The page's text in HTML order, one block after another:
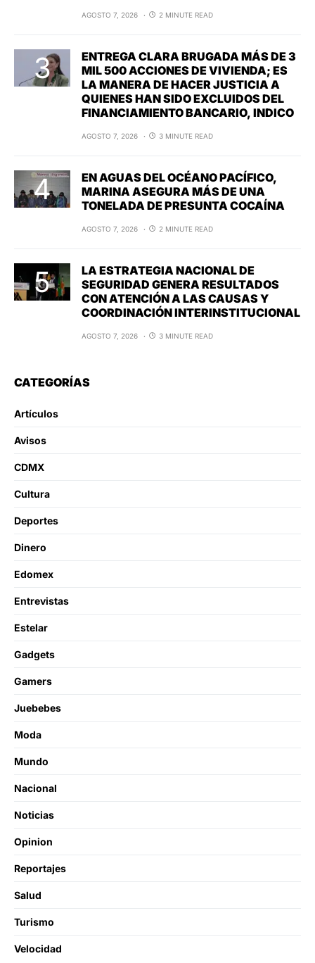
AGOSTO 7, 2026 2 MINUTE READ
ENTREGA CLARA BRUGADA MÁS DE 3
MIL 500 ACCIONES DE VIVIENDA; ES
LA MANERA DE HACER JUSTICIA A
QUIENES HAN SIDO EXCLUIDOS DEL
FINANCIAMIENTO BANCARIO, INDICO
AGOSTO 7, 2026 3 MINUTE READ
EN AGUAS DEL OCÉANO PACÍFICO,
MARINA ASEGURA MÁS DE UNA
TONELADA DE PRESUNTA COCAÍNA
AGOSTO 7, 2026 2 MINUTE READ
LA ESTRATEGIA NACIONAL DE
SEGURIDAD GENERA RESULTADOS
CON ATENCIÓN A LAS CAUSAS Y
COORDINACIÓN INTERINSTITUCIONAL
AGOSTO 7, 2026 3 MINUTE READ
CATEGORÍAS
Artículos
Avisos
CDMX
Cultura
Deportes
Dinero
Edomex
Entrevistas
Estelar
Gadgets
Gamers
Juebebes
Moda
Mundo
Nacional
Noticias
Opinion
Reportajes
Salud
Turismo
Velocidad